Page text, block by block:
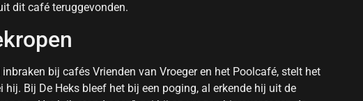
dit café teruggevonden.
bij cafés Vrienden van Vroeger en het Poolcafé, stelt het
hij. Bij De Heks bleef het bij een poging, al erkende hij uit de